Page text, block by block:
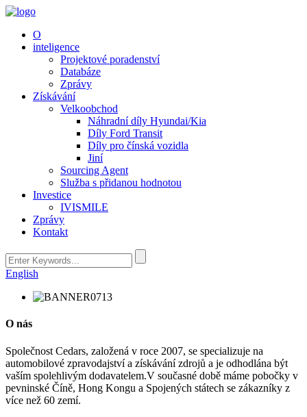
O
inteligence
Projektové poradenství
Databáze
Zprávy
Získávání
Velkoobchod
Náhradní díly Hyundai/Kia
Díly Ford Transit
Díly pro čínská vozidla
Jiní
Sourcing Agent
Služba s přidanou hodnotou
Investice
IVISMILE
Zprávy
Kontakt
English
O nás
Společnost Cedars, založená v roce 2007, se specializuje na
automobilové zpravodajství a získávání zdrojů a je odhodlána být
vaším spolehlivým dodavatelem.V současné době máme pobočky v
pevninské Číně, Hong Kongu a Spojených státech se zákazníky z
více než 60 zemí.